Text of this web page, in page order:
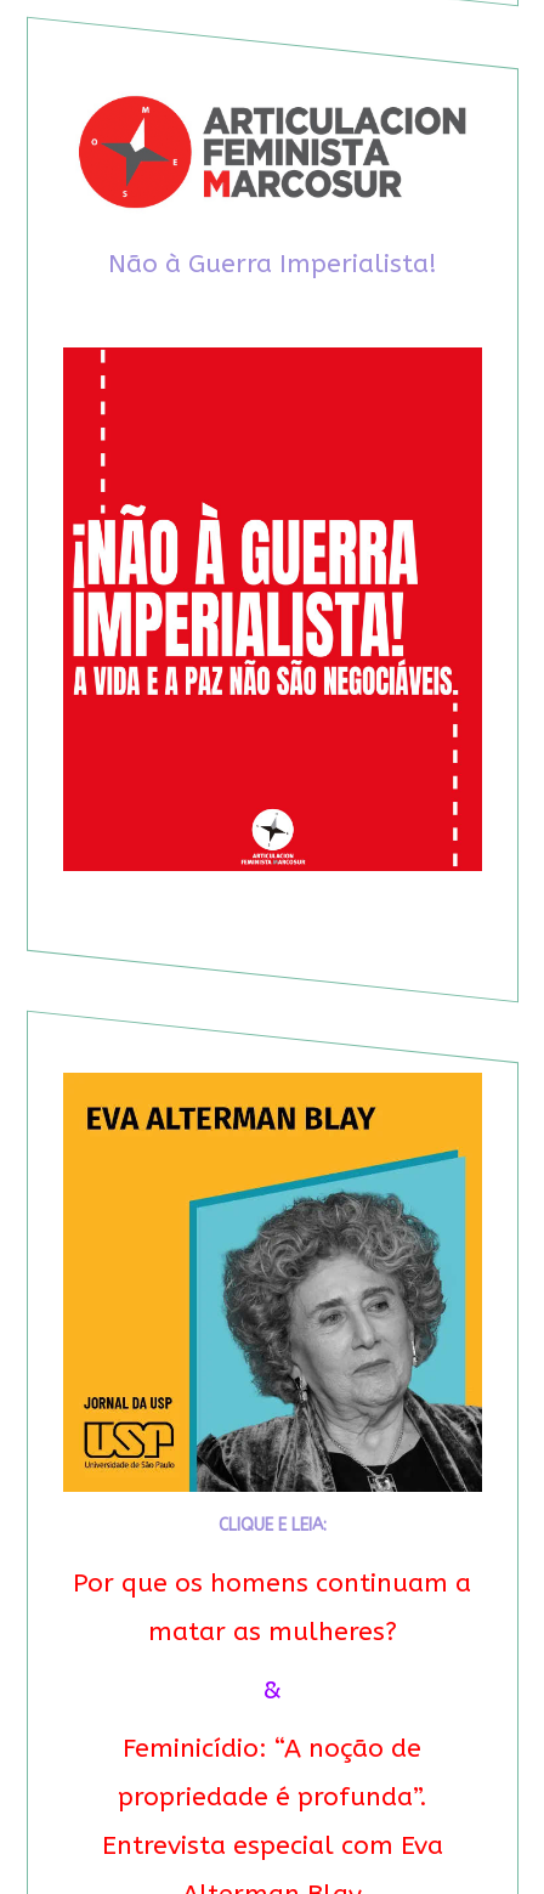
Não à Guerra Imperialista!
CLIQUE E LEIA:
Por que os homens continuam a
matar as mulheres?
&
Feminicídio: “A noção de
propriedade é profunda”.
Entrevista especial com Eva